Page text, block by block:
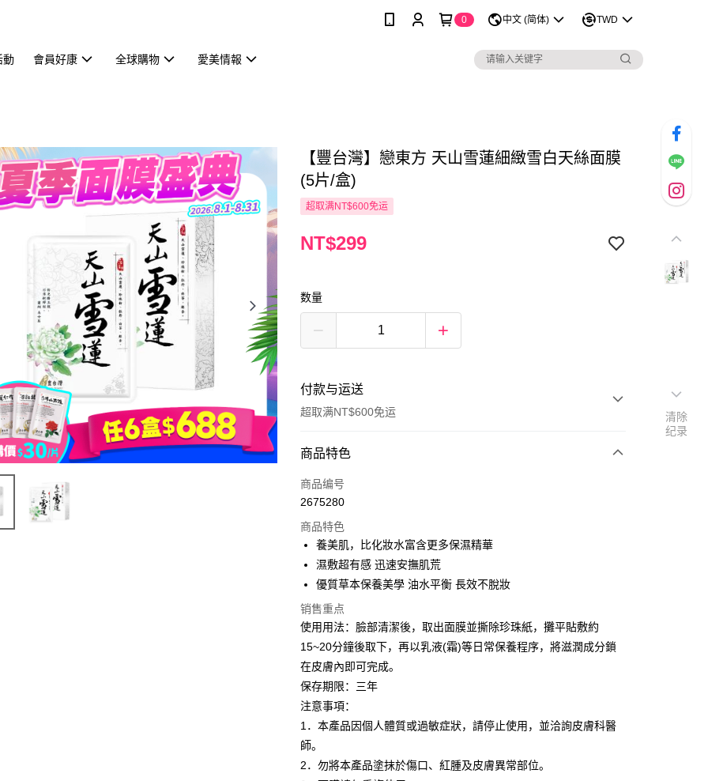
0 中文 (简体) TWD
動 會員好康 全球購物 愛美情報
【豐台灣】戀東方 天山雪蓮細緻雪白天絲面膜
(5片/盒)
超取满NT$600免运
NT$299
数量
付款与运送
超取满NT$600免运
付款方式
信用卡一次付款
LINE Pay
Apple Pay
悠遊付
Plus PAY
AFTEE先享后付
相关说明
一、關於 AFTEE先享後付
1. 於付款方式選擇AFTEE先享後付，將跳出AFTEE先享後付手機驗證視
窗。
ATM付款
商品特色
商品编号
2675280
商品特色
養美肌，比化妝水富含更多保濕精華
濕敷超有感 迅速安撫肌荒
優質草本保養美學 油水平衡 長效不脫妝
销售重点
使用用法：臉部清潔後，取出面膜並撕除珍珠紙，攤平貼敷約
15~20分鐘後取下，再以乳液(霜)等日常保養程序，將滋潤成分鎖
在皮膚內即可完成。
保存期限：三年
注意事項：
1．本產品因個人體質或過敏症狀，請停止使用，並洽詢皮膚科醫
師。
2．勿將本產品塗抹於傷口、紅腫及皮膚異常部位。
清除
纪录